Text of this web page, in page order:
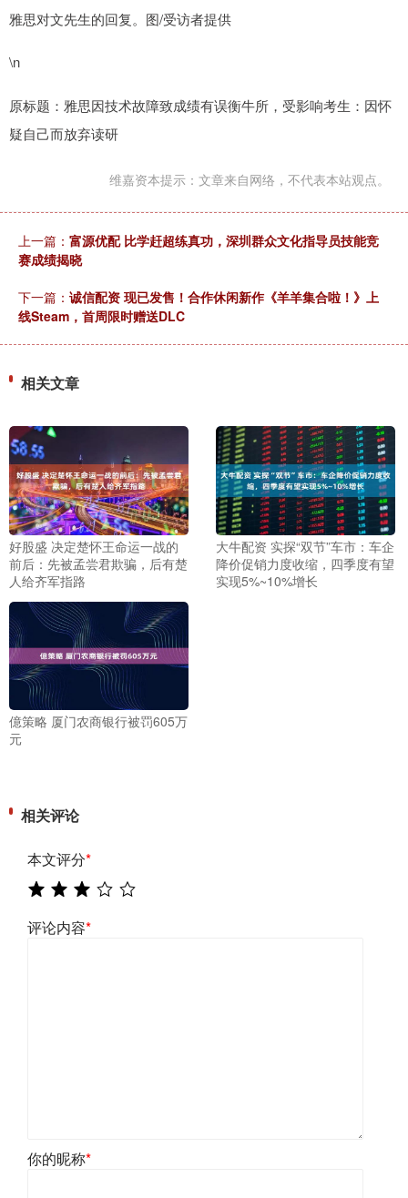
雅思对文先生的回复。图/受访者提供
\n
原标题：雅思因技术故障致成绩有误衡牛所，受影响考生：因怀
疑自己而放弃读研
维嘉资本提示：文章来自网络，不代表本站观点。
上一篇： 富源优配 比学赶超练真功，深圳群众文化指导员技能竞
赛成绩揭晓
下一篇： 诚信配资 现已发售！合作休闲新作《羊羊集合啦！》上
线Steam，首周限时赠送DLC
相关文章
好股盛 决定楚怀王命运一战的
前后：先被孟尝君欺骗，后有楚
人给齐军指路
大牛配资 实探“双节”车市：车企
降价促销力度收缩，四季度有望
实现5%~10%增长
億策略 厦门农商银行被罚605万
元
相关评论
本文评分*
评论内容*
你的昵称*